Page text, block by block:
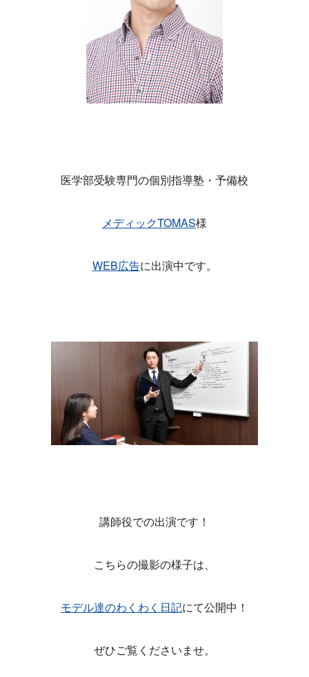
医学部受験専門の個別指導塾・予備校
メディックTOMAS様
WEB広告に出演中です。
講師役での出演です！
こちらの撮影の様子は、
モデル達のわくわく日記にて公開中！
ぜひご覧くださいませ。